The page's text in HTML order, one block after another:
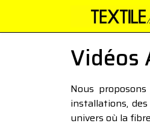
Vidéos
Nous
installations,
univers où la